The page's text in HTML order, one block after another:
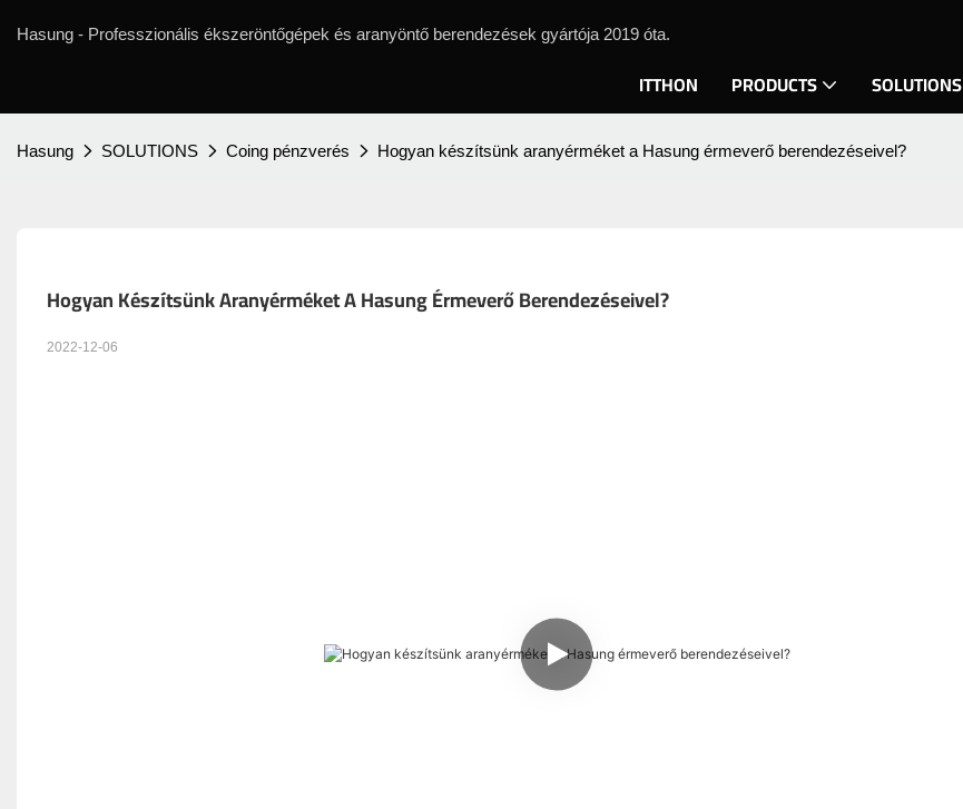
Hasung - Professzionális ékszeröntőgépek és aranyöntő berendezések gyártója 2019 óta.
ITTHON PRODUCTS SOLUTIONS
Hasung SOLUTIONS Coing pénzverés Hogyan készítsünk aranyérméket a Hasung érmeverő berendezéseivel?
Hogyan Készítsünk Aranyérméket A Hasung Érmeverő Berendezéseivel?
2022-12-06